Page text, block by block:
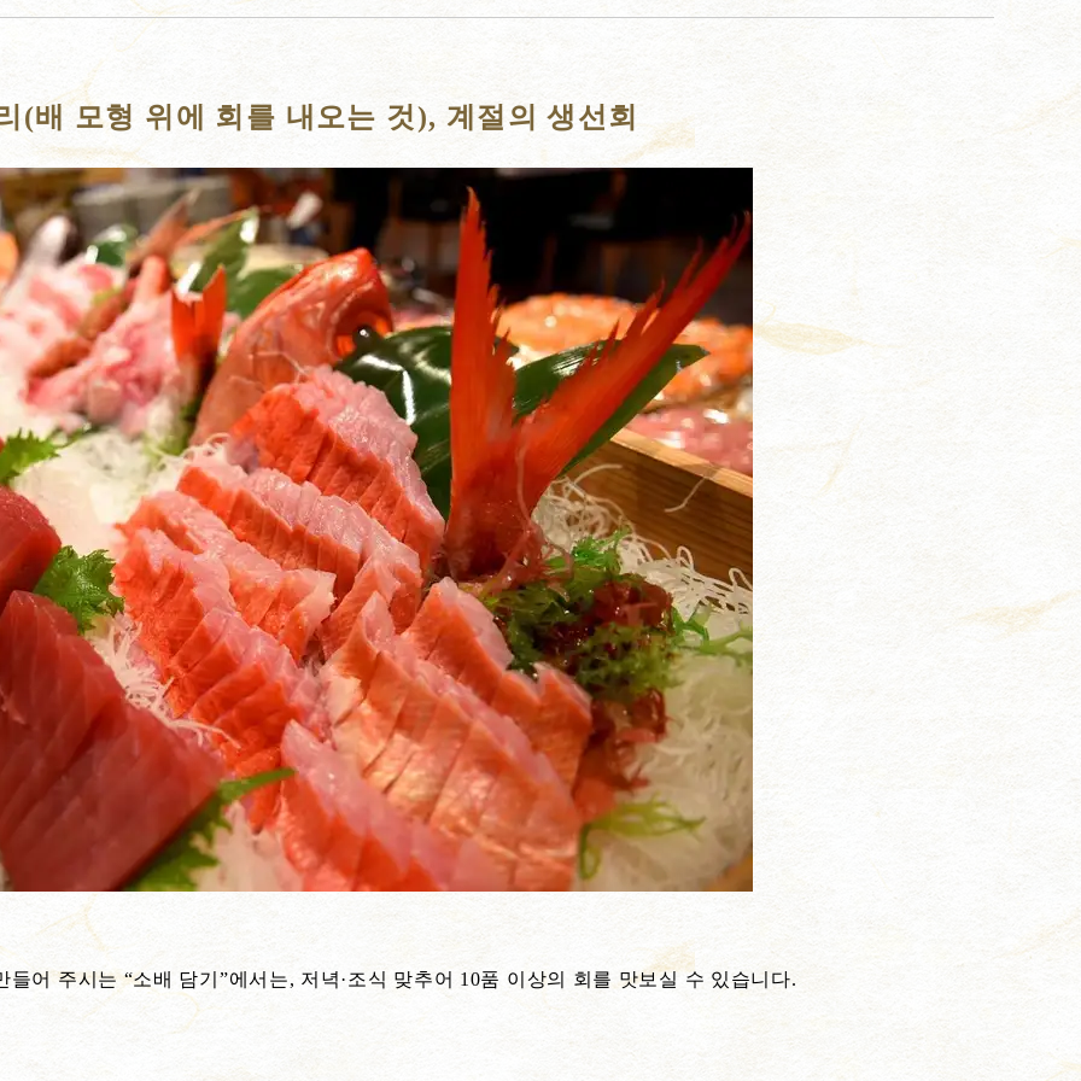
(배 모형 위에 회를 내오는 것), 계절의 생선회
어 주시는 “소배 담기”에서는, 저녁·조식 맞추어 10품 이상의 회를 맛보실 수 있습니다.